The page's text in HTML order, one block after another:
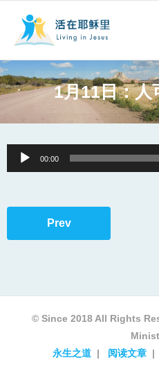
事工概要
阅读文章
1月11日：人
Audio
Player
00:00
Prev
© Since 2018 All Rights
永生之道
阅读文章